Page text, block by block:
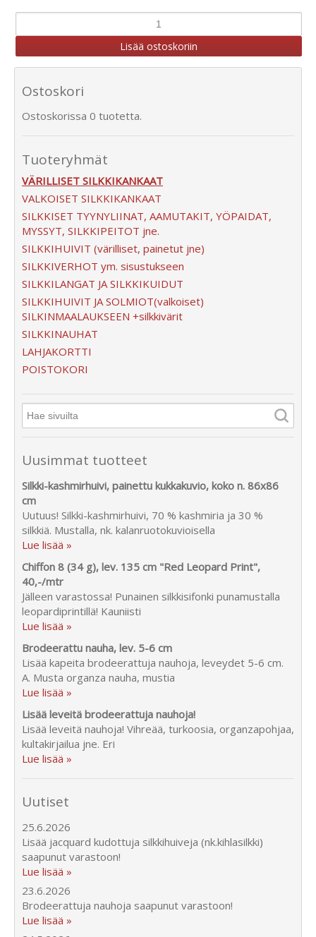
Ostoskori
Ostoskorissa 0 tuotetta.
Tuoteryhmät
VÄRILLISET SILKKIKANKAAT
VALKOISET SILKKIKANKAAT
SILKKISET TYYNYLIINAT, AAMUTAKIT, YÖPAIDAT,
MYSSYT, SILKKIPEITOT jne.
SILKKIHUIVIT (värilliset, painetut jne)
SILKKIVERHOT ym. sisustukseen
SILKKILANGAT JA SILKKIKUIDUT
SILKKIHUIVIT JA SOLMIOT(valkoiset)
SILKINMAALAUKSEEN +silkkivärit
SILKKINAUHAT
LAHJAKORTTI
POISTOKORI
Uusimmat tuotteet
Silkki-kashmirhuivi, painettu kukkakuvio, koko n. 86x86
cm
Uutuus! Silkki-kashmirhuivi, 70 % kashmiria ja 30 %
silkkiä. Mustalla, nk. kalanruotokuvioisella
Lue lisää »
Chiffon 8 (34 g), lev. 135 cm "Red Leopard Print",
40,-/mtr
Jälleen varastossa! Punainen silkkisifonki punamustalla
leopardiprintillä! Kauniisti
Lue lisää »
Brodeerattu nauha, lev. 5-6 cm
Lisää kapeita brodeerattuja nauhoja, leveydet 5-6 cm.
A. Musta organza nauha, mustia
Lue lisää »
Lisää leveitä brodeerattuja nauhoja!
Lisää leveitä nauhoja! Vihreää, turkoosia, organzapohjaa,
kultakirjailua jne. Eri
Lue lisää »
Uutiset
25.6.2026
Lisää jacquard kudottuja silkkihuiveja (nk.kihlasilkki)
saapunut varastoon!
Lue lisää »
23.6.2026
Brodeerattuja nauhoja saapunut varastoon!
Lue lisää »